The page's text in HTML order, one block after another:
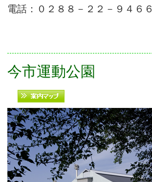
電話：０２８８－２２－９４６６
今市運動公園